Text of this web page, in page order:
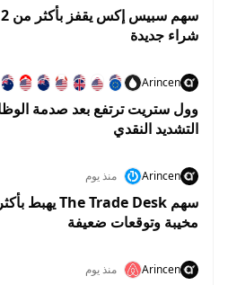
شراء جديدة
Arincen
وول ستريت ترتفع بعد صدمة
التشديد النقدي
Arincen منذ يوم
مخيبة وتوقعات ضعيفة
Arincen منذ يوم